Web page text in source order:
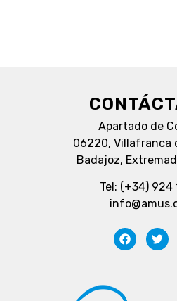
Apartado de
06220, Villafranca
Badajoz,
Tel: (+34) 924